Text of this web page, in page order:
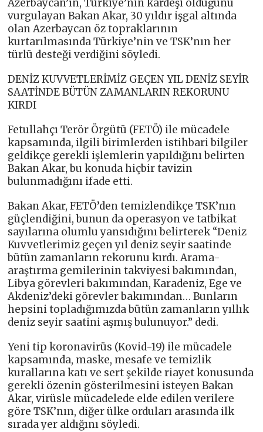
Azerbaycan’ın, Türkiye’nin kardeşi olduğunu
vurgulayan Bakan Akar, 30 yıldır işgal altında
olan Azerbaycan öz topraklarının
kurtarılmasında Türkiye’nin ve TSK’nın her
türlü desteği verdiğini söyledi.
DENİZ KUVVETLERİMİZ GEÇEN YIL DENİZ SEYİR
SAATİNDE BÜTÜN ZAMANLARIN REKORUNU
KIRDI
Fetullahçı Terör Örgütü (FETÖ) ile mücadele
kapsamında, ilgili birimlerden istihbari bilgiler
geldikçe gerekli işlemlerin yapıldığını belirten
Bakan Akar, bu konuda hiçbir tavizin
bulunmadığını ifade etti.
Bakan Akar, FETÖ’den temizlendikçe TSK’nın
güçlendiğini, bunun da operasyon ve tatbikat
sayılarına olumlu yansıdığını belirterek “Deniz
Kuvvetlerimiz geçen yıl deniz seyir saatinde
bütün zamanların rekorunu kırdı. Arama-
araştırma gemilerinin takviyesi bakımından,
Libya görevleri bakımından, Karadeniz, Ege ve
Akdeniz’deki görevler bakımından… Bunların
hepsini topladığımızda bütün zamanların yıllık
deniz seyir saatini aşmış bulunuyor.” dedi.
Yeni tip koronavirüs (Kovid-19) ile mücadele
kapsamında, maske, mesafe ve temizlik
kurallarına katı ve sert şekilde riayet konusunda
gerekli özenin gösterilmesini isteyen Bakan
Akar, virüsle mücadelede elde edilen verilere
göre TSK’nın, diğer ülke orduları arasında ilk
sırada yer aldığını söyledi.